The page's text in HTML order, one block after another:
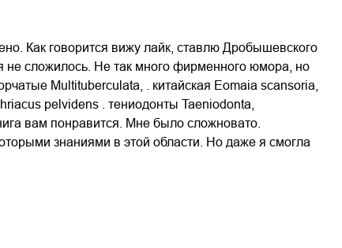
Как говорится вижу лайк, ставлю Дробышевского
не сложилось. Не так много фирменного юмора, но
Multituberculata, . китайская Eomaia scansoria,
pelvidens . тениодонты Taeniodonta,
вам понравится. Мне было сложновато.
знаниями в этой области. Но даже я смогла